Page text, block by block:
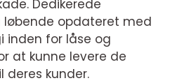
Dedikerede
løbende opdateret med
inden for låse og
at kunne levere de
deres kunder.